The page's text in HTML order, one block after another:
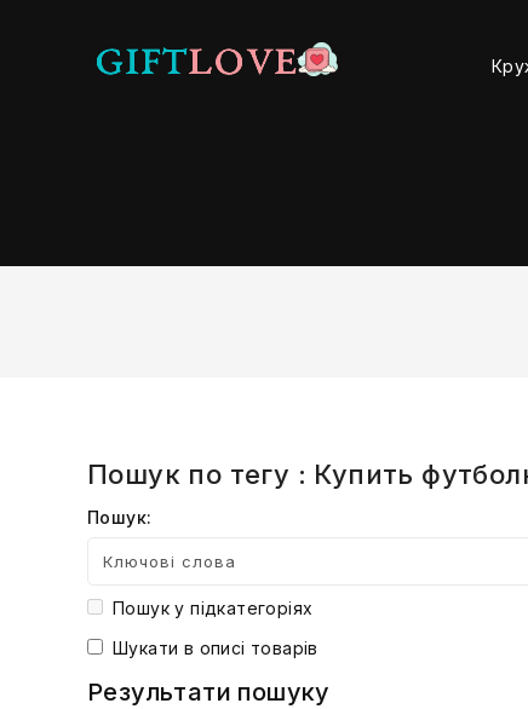
Пошук по тегу : Купить
Пошук:
Пошук у підкатегоріях
Шукати в описі товарів
Результати пошуку